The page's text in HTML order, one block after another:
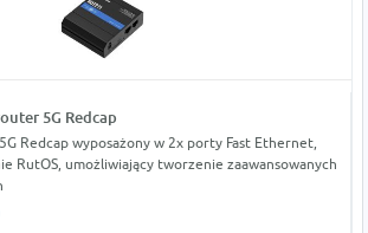
5G Redcap
Redcap wyposażony w 2x porty Fast Ethernet,
RutOS, umożliwiający tworzenie zaawansowanych